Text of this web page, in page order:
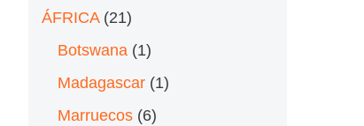
ÁFRICA(21)
Botswana(1)
Madagascar(1)
Marruecos(6)